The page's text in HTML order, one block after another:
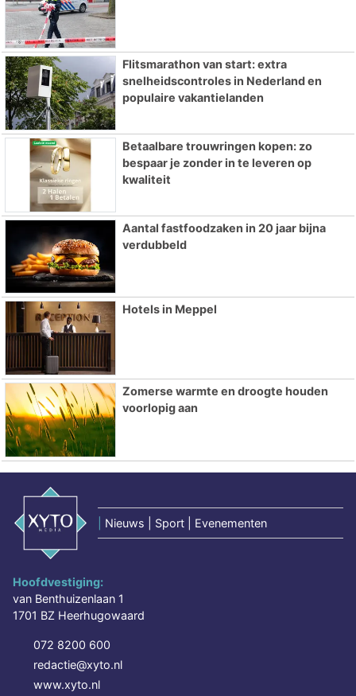
Flitsmarathon van start: extra
snelheidscontroles in Nederland en
populaire vakantielanden
Betaalbare trouwringen kopen: zo
bespaar je zonder in te leveren op
kwaliteit
Aantal fastfoodzaken in 20 jaar bijna
verdubbeld
Hotels in Meppel
Zomerse warmte en droogte houden
voorlopig aan
Nieuws | Sport | Evenementen
Hoofdvestiging:
van Benthuizenlaan 1
1701 BZ Heerhugowaard
072 8200 600
redactie@xyto.nl
www.xyto.nl